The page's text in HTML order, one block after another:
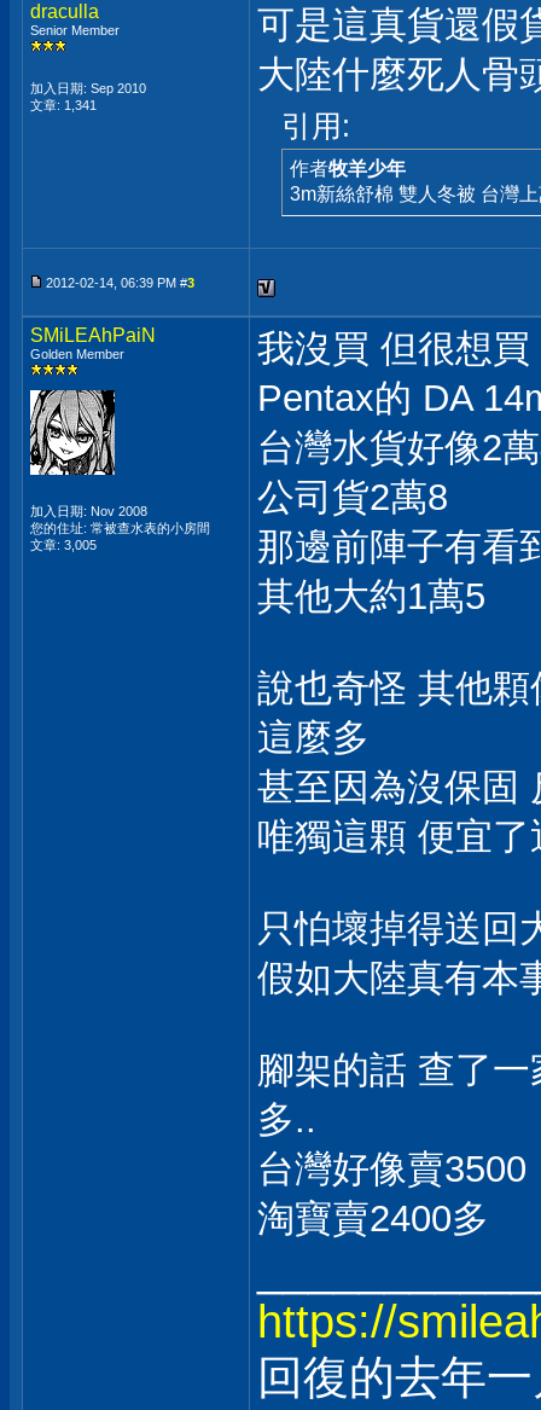
draculla
Senior Member
加入日期: Sep 2010
文章: 1,341
可是這真貨還假
大陸什麼死人骨
引用:
作者牧羊少年
3m新絲舒棉 雙人冬被 台灣
2012-02-14, 06:39 PM #3
SMiLEAhPaiN
Golden Member
加入日期: Nov 2008
您的住址: 常被查水表的小房間
文章: 3,005
我沒買 但很想
Pentax的 DA
台灣水貨好像2
公司貨2萬8
那邊前陣子有看
其他大約1萬5
說也奇怪 其他
這麼多
甚至因為沒保固
唯獨這顆 便宜了
只怕壞掉得送回
假如大陸真有本
腳架的話 查了
多..
台灣好像賣3500
淘寶賣2400多
https://
回復的去年